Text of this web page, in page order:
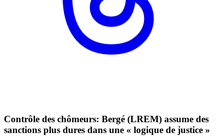
Contrôle des chômeurs: Bergé (LREM) assume des
sanctions plus dures dans une « logique de justice »